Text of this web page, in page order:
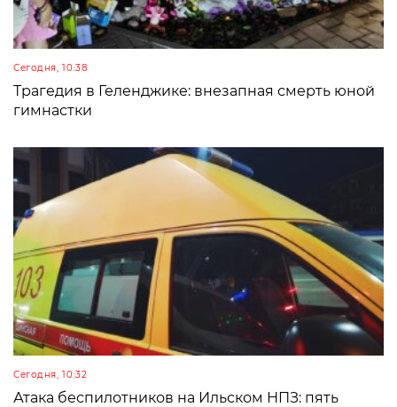
Сегодня, 10:38
Трагедия в Геленджике: внезапная смерть юной
гимнастки
Сегодня, 10:32
Атака беспилотников на Ильском НПЗ: пять